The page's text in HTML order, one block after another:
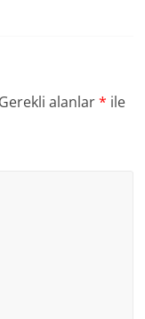
Gerekli alanlar* ile